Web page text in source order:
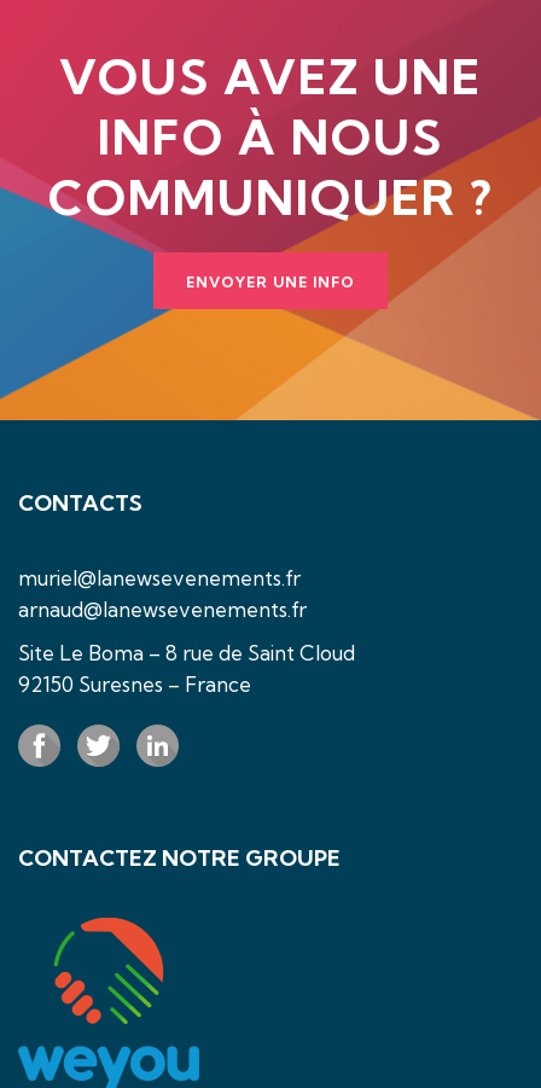
VOUS AVEZ UNE
INFO À NOUS
COMMUNIQUER ?
ENVOYER UNE INFO
CONTACTS
muriel@lanewsevenements.fr
arnaud@lanewsevenements.fr
Site Le Boma – 8 rue de Saint Cloud
92150 Suresnes – France
CONTACTEZ NOTRE GROUPE